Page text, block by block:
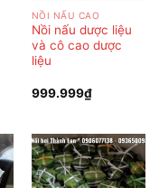
NỒI NẤU CAO
Nồi nấu dược liệu
và cô cao dược
liệu
999.999₫